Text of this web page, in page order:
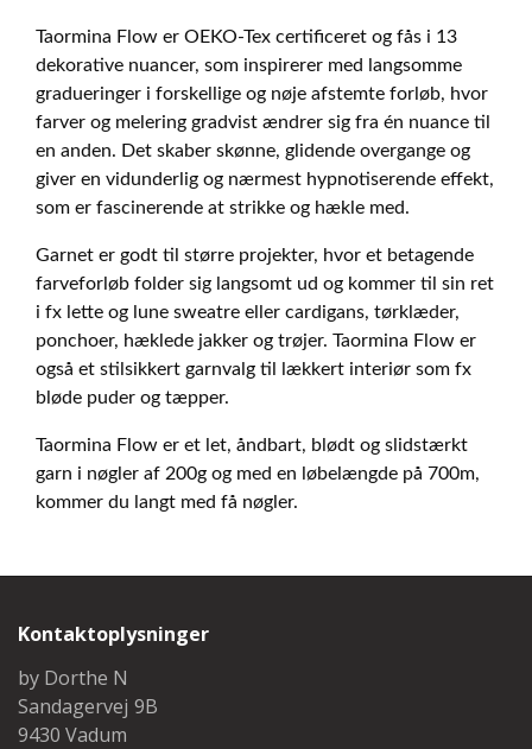
Taormina Flow er OEKO-Tex certificeret og fås i 13
dekorative nuancer, som inspirerer med langsomme
gradueringer i forskellige og nøje afstemte forløb, hvor
farver og melering gradvist ændrer sig fra én nuance til
en anden. Det skaber skønne, glidende overgange og
giver en vidunderlig og nærmest hypnotiserende effekt,
som er fascinerende at strikke og hækle med.
Garnet er godt til større projekter, hvor et betagende
farveforløb folder sig langsomt ud og kommer til sin ret
i fx lette og lune sweatre eller cardigans, tørklæder,
ponchoer, hæklede jakker og trøjer. Taormina Flow er
også et stilsikkert garnvalg til lækkert interiør som fx
bløde puder og tæpper.
Taormina Flow er et let, åndbart, blødt og slidstærkt
garn i nøgler af 200g og med en løbelængde på 700m,
kommer du langt med få nøgler.
Kontaktoplysninger
by Dorthe N
Sandagervej 9B
9430 Vadum